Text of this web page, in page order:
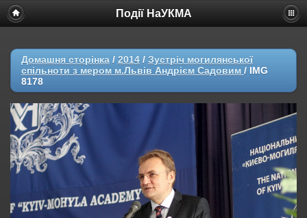
Події НаУКМА
Домашня сторінка / 2014 / Зустріч могилянської
спільноти з мером м.Львів Андрієм Садовим / IMG
8178